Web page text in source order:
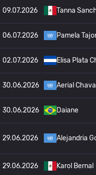
09.07.2026 Tanna
06.07.2026 Pamela
02.07.2026 Elisa Plata
30.06.2026 Aerial
30.06.2026 Daiane
29.06.2026 Alejandria
29.06.2026 Karol Bernal